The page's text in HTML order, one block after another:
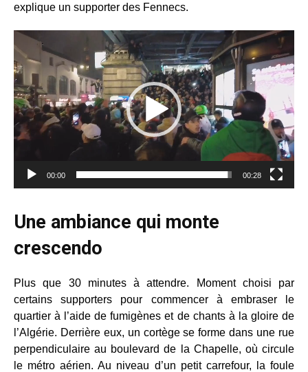
explique un supporter des Fennecs.
Lecteur
vidéo
00:00 00:28
Une ambiance qui monte
crescendo
Plus que 30 minutes à attendre. Moment choisi par
certains supporters pour commencer à embraser le
quartier à l’aide de fumigènes et de chants à la gloire de
l’Algérie. Derrière eux, un cortège se forme dans une rue
perpendiculaire au boulevard de la Chapelle, où circule
le métro aérien. Au niveau d’un petit carrefour, la foule